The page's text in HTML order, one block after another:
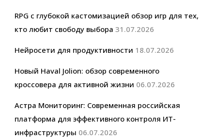
RPG с глубокой кастомизацией обзор игр для тех,
кто любит свободу выбора 31.07.2026
Нейросети для продуктивности 18.07.2026
Новый Haval Jolion: обзор современного
кроссовера для активной жизни 06.07.2026
Астра Мониторинг: Современная российская
платформа для эффективного контроля ИТ-
инфраструктуры 06.07.2026